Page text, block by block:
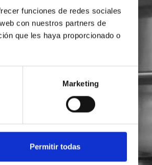
funciones de redes sociales
con nuestros partners de
que les haya proporcionado o
Marketing
Permitir todas